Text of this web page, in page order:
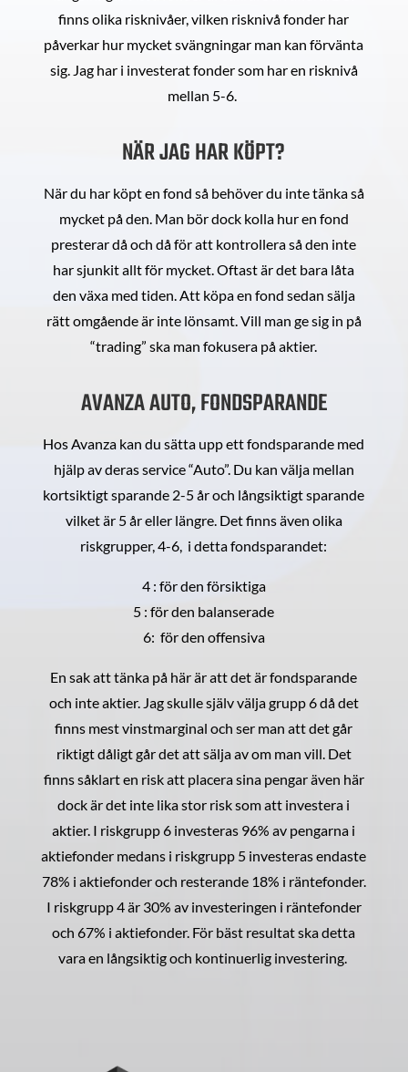
finns olika risknivåer, vilken risknivå fonder har
påverkar hur mycket svängningar man kan förvänta
sig. Jag har i investerat fonder som har en risknivå
mellan 5-6.
NÄR JAG HAR KÖPT?
När du har köpt en fond så behöver du inte tänka så
mycket på den. Man bör dock kolla hur en fond
presterar då och då för att kontrollera så den inte
har sjunkit allt för mycket. Oftast är det bara låta
den växa med tiden. Att köpa en fond sedan sälja
rätt omgående är inte lönsamt. Vill man ge sig in på
“trading” ska man fokusera på aktier.
AVANZA AUTO, FONDSPARANDE
Hos Avanza kan du sätta upp ett fondsparande med
hjälp av deras service “Auto”. Du kan välja mellan
kortsiktigt sparande 2-5 år och långsiktigt sparande
vilket är 5 år eller längre. Det finns även olika
riskgrupper, 4-6, i detta fondsparandet:
4 : för den försiktiga
5 : för den balanserade
6: för den offensiva
En sak att tänka på här är att det är fondsparande
och inte aktier. Jag skulle själv välja grupp 6 då det
finns mest vinstmarginal och ser man att det går
riktigt dåligt går det att sälja av om man vill. Det
finns såklart en risk att placera sina pengar även här
dock är det inte lika stor risk som att investera i
aktier. I riskgrupp 6 investeras 96% av pengarna i
aktiefonder medans i riskgrupp 5 investeras endaste
78% i aktiefonder och resterande 18% i räntefonder.
I riskgrupp 4 är 30% av investeringen i räntefonder
och 67% i aktiefonder. För bäst resultat ska detta
vara en långsiktig och kontinuerlig investering.